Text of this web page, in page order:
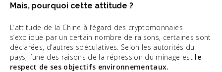
Mais, pourquoi cette attitude ?
L’attitude de la Chine à l’égard des cryptomonnaies
s’explique par un certain nombre de raisons, certaines sont
déclarées, d’autres spéculatives. Selon les autorités du
pays, l’une des raisons de la répression du minage est le
respect de ses objectifs environnementaux.